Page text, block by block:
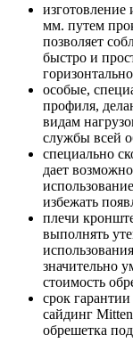
мм. путем
позволяет
быстро и
особые,
профиля,
видам
службы всей
специально
дает
избежать
плечи
выполнять
значительно
стоимость
срок
сайдинг
обрешетка